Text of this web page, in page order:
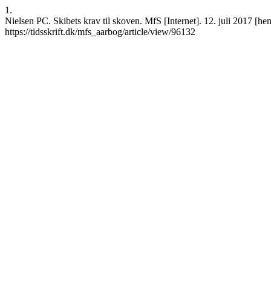
1.
Nielsen PC. Skibets krav til skoven. MfS [Internet]. 12. juli 2017
https://tidsskrift.dk/mfs_aarbog/article/view/96132